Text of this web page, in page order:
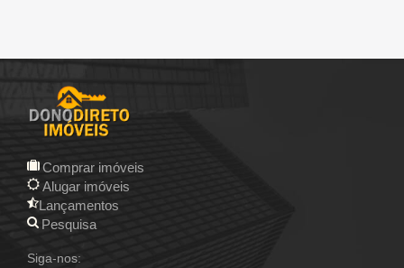
Comprar imóveis
Alugar imóveis
Lançamentos
Pesquisa
Siga-nos: